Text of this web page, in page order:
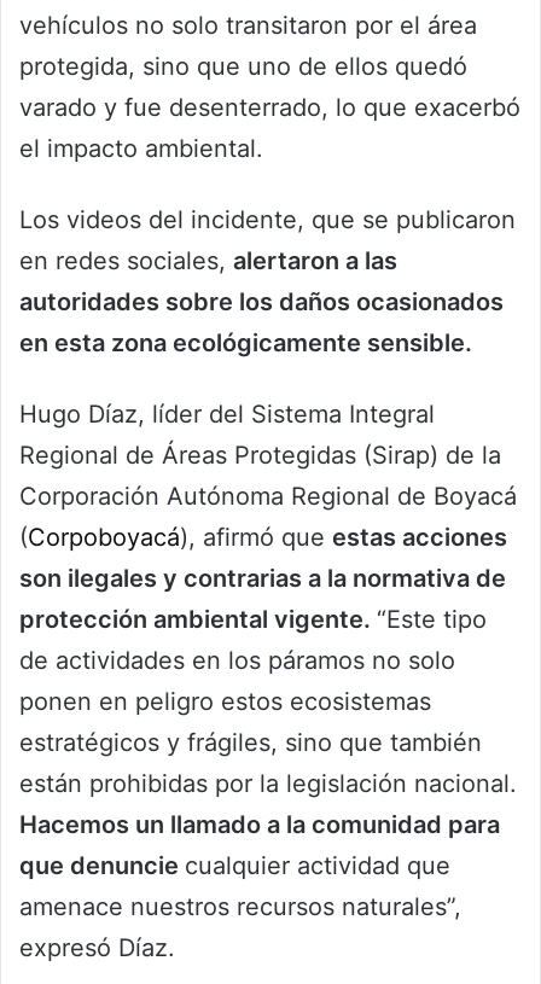
vehículos no solo transitaron por el área
protegida, sino que uno de ellos quedó
varado y fue desenterrado, lo que exacerbó
el impacto ambiental.
Los videos del incidente, que se publicaron
en redes sociales, alertaron a las
autoridades sobre los daños ocasionados
en esta zona ecológicamente sensible.
Hugo Díaz, líder del Sistema Integral
Regional de Áreas Protegidas (Sirap) de la
Corporación Autónoma Regional de Boyacá
(Corpoboyacá), afirmó que estas acciones
son ilegales y contrarias a la normativa de
protección ambiental vigente. “Este tipo
de actividades en los páramos no solo
ponen en peligro estos ecosistemas
estratégicos y frágiles, sino que también
están prohibidas por la legislación nacional.
Hacemos un llamado a la comunidad para
que denuncie cualquier actividad que
amenace nuestros recursos naturales”,
expresó Díaz.